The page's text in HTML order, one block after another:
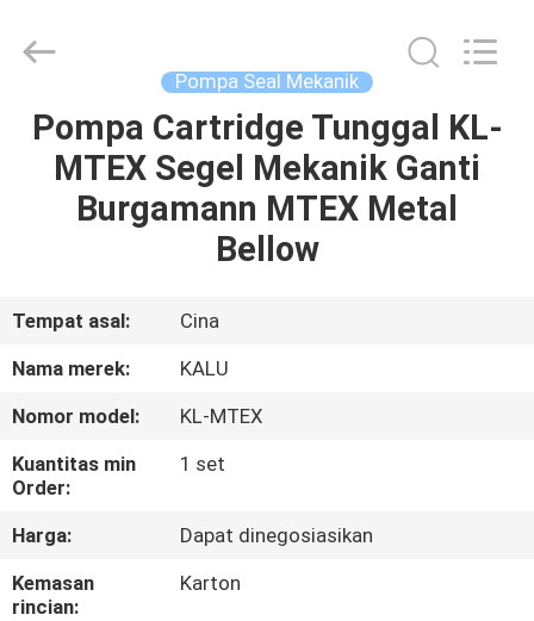
RUMAH
PRODUK
VR
KAMI
PABRIK
Rights
Pompa Seal Mekanik
Pompa Cartridge Tunggal KL-
MTEX Segel Mekanik Ganti
Burgamann MTEX ​​Metal
Bellow
Tempat asal:
Cina
Nama merek:
KALU
Nomor model:
KL-MTEX
Kuantitas min
Order:
1 set
Harga:
Dapat dinegosiasikan
Kemasan
rincian:
Karton